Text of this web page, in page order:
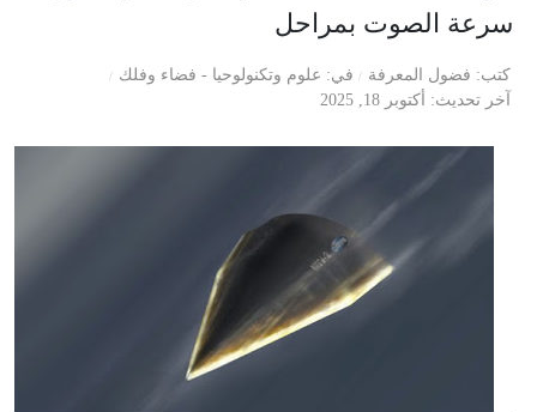
سرعة الصوت بمراحل
كتب فضول المعرفة في علوم وتكنولوحيا - فضاء وفلك
آخر تحديث
أكتوبر 18, 2025